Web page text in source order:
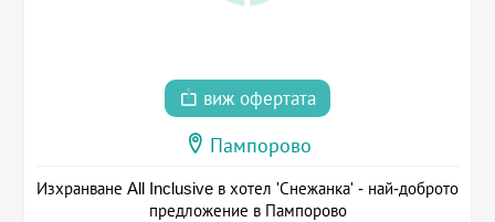
виж офертата
Пампорово
Изхранване All Inclusive в хотел 'Снежанка' - най-доброто
предложение в Пампорово